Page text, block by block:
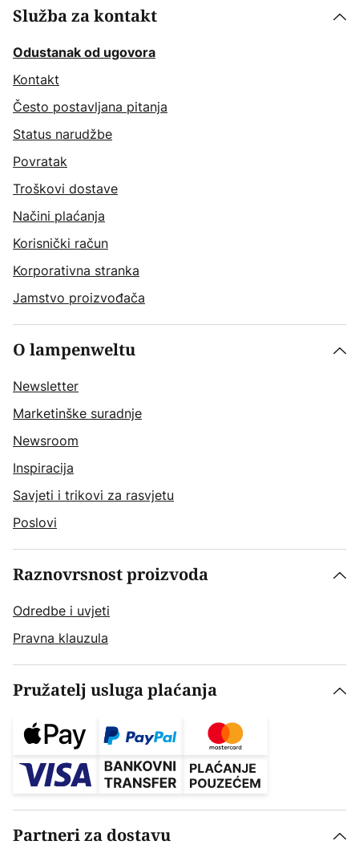
Služba za kontakt
Odustanak od ugovora
Kontakt
Često postavljana pitanja
Status narudžbe
Povratak
Troškovi dostave
Načini plaćanja
Korisnički račun
Korporativna stranka
Jamstvo proizvođača
O lampenweltu
Newsletter
Marketinške suradnje
Newsroom
Inspiracija
Savjeti i trikovi za rasvjetu
Poslovi
Raznovrsnost proizvoda
Odredbe i uvjeti
Pravna klauzula
Pružatelj usluga plaćanja
Partneri za dostavu